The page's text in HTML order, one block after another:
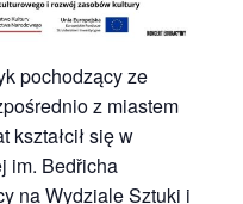
pochodzący ze
z miastem
kształcił się w
im. Bedřicha
na Wydziale Sztuki i